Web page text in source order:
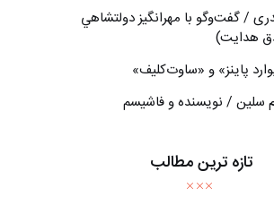
/ گفت‌وگو با مهرانگيز دولتشاهي
هدايت)
پاینز» و «ساوت‌کلیف»
سلین / نویسنده و فاشیسم
تازه ترین مطالب